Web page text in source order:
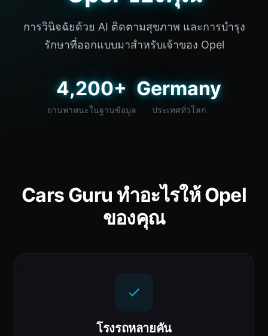
การวินิจฉัยด้วย AI ติดตามสุขภาพ และการบำรุง
รักษาที่ออกแบบมาสำหรับเจ้าของ Opel
4,200+
ยานพาหนะในฐานข้อมูล
Germany
ประเทศทั่วโลก
Cars Guru ทำอะไรให้ Opel
ของคุณ
โรงรถหลายคัน